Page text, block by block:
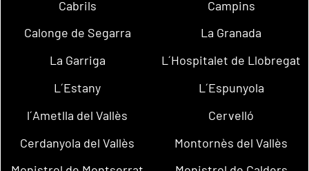
Cabrils
Campins
Calonge de Segarra
La Granada
La Garriga
L´Hospitalet de Llobregat
L´Estany
L´Espunyola
l´Ametlla del Vallès
Cervelló
Cerdanyola del Vallès
Montornès del Vallès